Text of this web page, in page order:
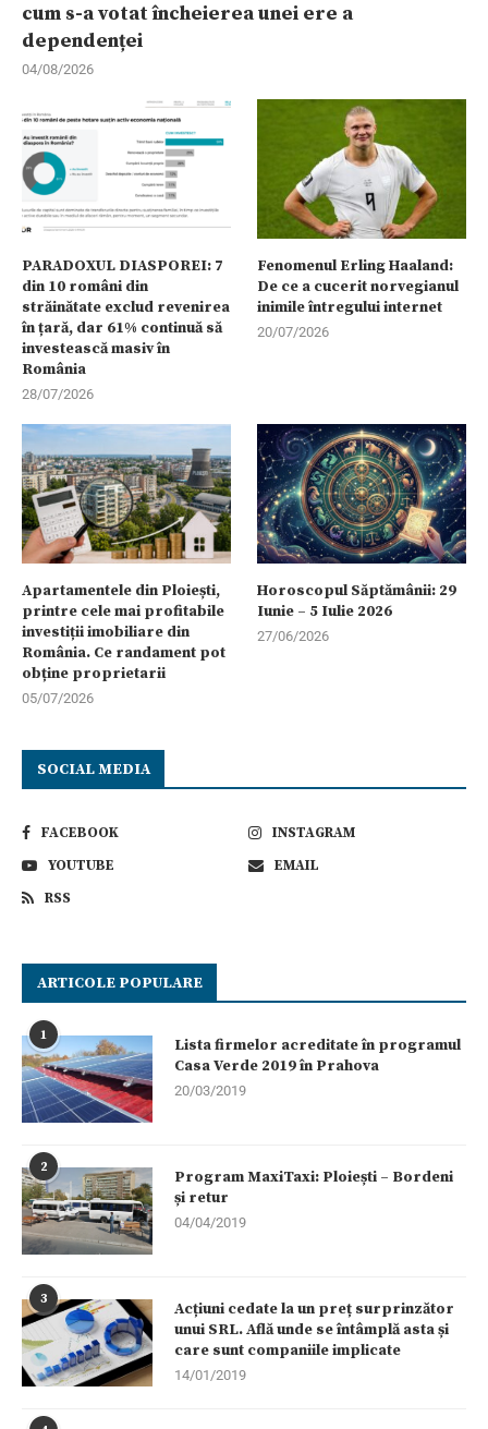
cum s-a votat încheierea unei ere a
dependenței
04/08/2026
PARADOXUL DIASPOREI: 7
din 10 români din
străinătate exclud revenirea
în țară, dar 61% continuă să
investească masiv în
România
28/07/2026
Fenomenul Erling Haaland:
De ce a cucerit norvegianul
inimile întregului internet
20/07/2026
Apartamentele din Ploiești,
printre cele mai profitabile
investiții imobiliare din
România. Ce randament pot
obține proprietarii
05/07/2026
Horoscopul Săptămânii: 29
Iunie – 5 Iulie 2026
27/06/2026
SOCIAL MEDIA
FACEBOOK
INSTAGRAM
YOUTUBE
EMAIL
RSS
ARTICOLE POPULARE
1
Lista firmelor acreditate în programul
Casa Verde 2019 în Prahova
20/03/2019
2
Program MaxiTaxi: Ploiești – Bordeni
și retur
04/04/2019
3
Acțiuni cedate la un preț surprinzător
unui SRL. Află unde se întâmplă asta și
care sunt companiile implicate
14/01/2019